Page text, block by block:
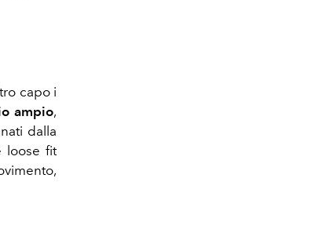
capo i
ampio,
dalla
loose fit